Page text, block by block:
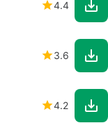
4.4
3.6
4.2